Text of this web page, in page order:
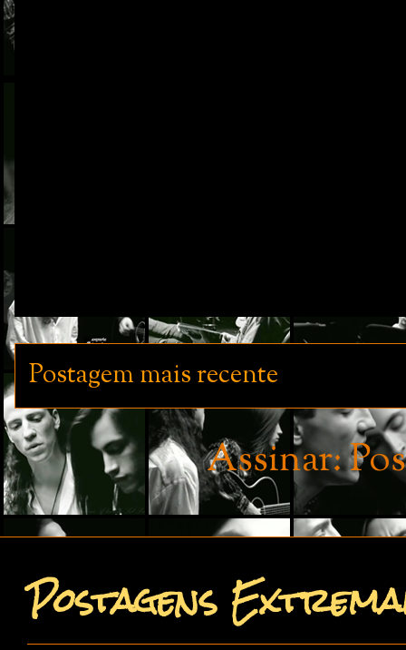
Postagem mais recente
Assinar:
Postagens